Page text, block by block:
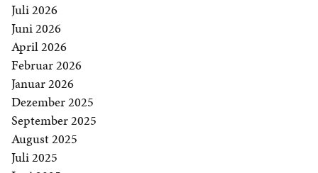
Juli 2026
Juni 2026
April 2026
Februar 2026
Januar 2026
Dezember 2025
September 2025
August 2025
Juli 2025